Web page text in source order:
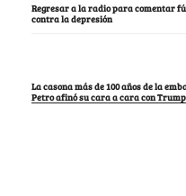
Regresar a la radio para comentar
contra la depresión
La casona más de 100 años de la
Petro afinó su cara a cara con Trump